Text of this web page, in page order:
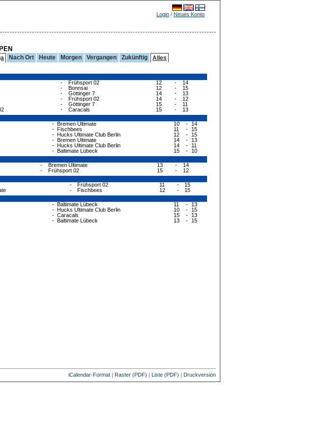
Login / Neues Konto
Nach Ort Heute Morgen Vergangen Zukünftig
Alles
- Frühsport 02 12 -
14
- Bonnsai 12 -
15
- Göttinger 7 14 -
13
- Frühsport 02 14 -
12
- Göttinger 7 15 -
11
- Caracals 15 -
13
- Bremen Ultimate 10 -
14
- Fischbees 11 -
15
- Hucks Ultimate Club Berlin 12 -
15
- Bremen Ultimate 14 -
13
- Hucks Ultimate Club Berlin 14 -
11
- Baltimate Lübeck 15 -
10
- Bremen Ultimate 13 -
14
- Frühsport 02 15 -
12
- Frühsport 02 11 -
15
- Fischbees 12 -
15
- Baltimate Lübeck 11 -
13
- Hucks Ultimate Club Berlin 10 -
15
- Caracals 15 -
13
- Baltimate Lübeck 13 -
15
iCalendar-Format | Raster (PDF) | Liste (PDF) | Druckversion